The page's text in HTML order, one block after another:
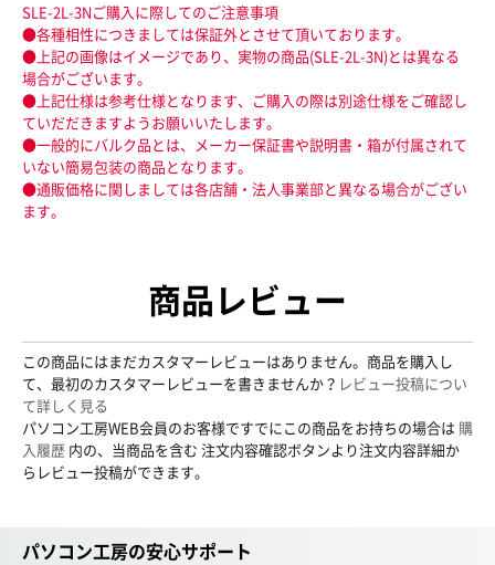
SLE-2L-3Nご購入に際してのご注意事項
●各種相性につきましては保証外とさせて頂いております。
●上記の画像はイメージであり、実物の商品(SLE-2L-3N)とは異なる
場合がございます。
●上記仕様は参考仕様となります、ご購入の際は別途仕様をご確認し
ていだだきますようお願いいたします。
●一般的にバルク品とは、メーカー保証書や説明書・箱が付属されて
いない簡易包装の商品となります。
●通販価格に関しましては各店舗・法人事業部と異なる場合がござい
ます。
商品レビュー
この商品にはまだカスタマーレビューはありません。商品を購入し
て、最初のカスタマーレビューを書きませんか？ レビュー投稿につい
て詳しく見る
パソコン工房WEB会員のお客様ですでにこの商品をお持ちの場合は 購
入履歴 内の、当商品を含む 注文内容確認ボタンより注文内容詳細か
らレビュー投稿ができます。
パソコン工房の安心サポート